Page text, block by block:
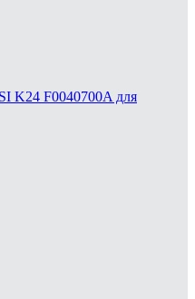
K24 F0040700A для